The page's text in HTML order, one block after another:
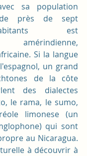
sa population
de près de sept
est
amérindienne,
Si la langue
un grand
de la côte
des dialectes
le rama, le sumo,
limonese (un
qui sont
au Nicaragua.
à découvrir à